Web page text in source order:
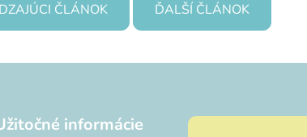
ČLÁNOK ĎALŠÍ ČLÁNOK
informácie